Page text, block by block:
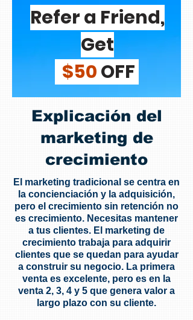
Refer a Friend,
Get
$50OFF
Explicación del
marketing de
crecimiento
El marketing tradicional se centra en
la concienciación y la adquisición,
pero el crecimiento sin retención no
es crecimiento. Necesitas mantener
a tus clientes. El marketing de
crecimiento trabaja para adquirir
clientes que se quedan para ayudar
a construir su negocio. La primera
venta es excelente, pero es en la
venta 2, 3, 4 y 5 que genera valor a
largo plazo con su cliente.